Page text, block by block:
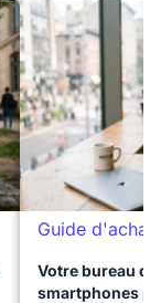
Guide d'achat
Votre bureau
smartphones